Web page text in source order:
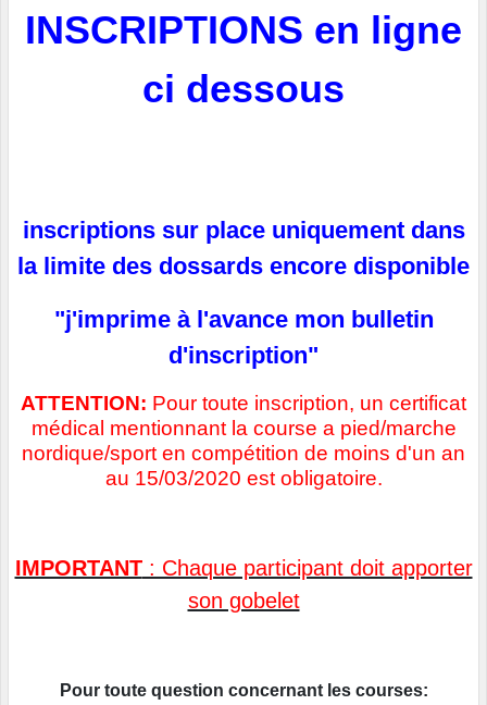
INSCRIPTIONS en ligne
ci dessous
inscriptions sur place uniquement dans
la limite des dossards encore disponible
"j'imprime à l'avance mon bulletin
d'inscription"
ATTENTION: Pour toute inscription, un certificat
médical mentionnant la course a pied/marche
nordique/sport en compétition de moins d'un an
au 15/03/2020 est obligatoire.
IMPORTANT: Chaque participant doit apporter
son gobelet
Pour toute question concernant les courses: